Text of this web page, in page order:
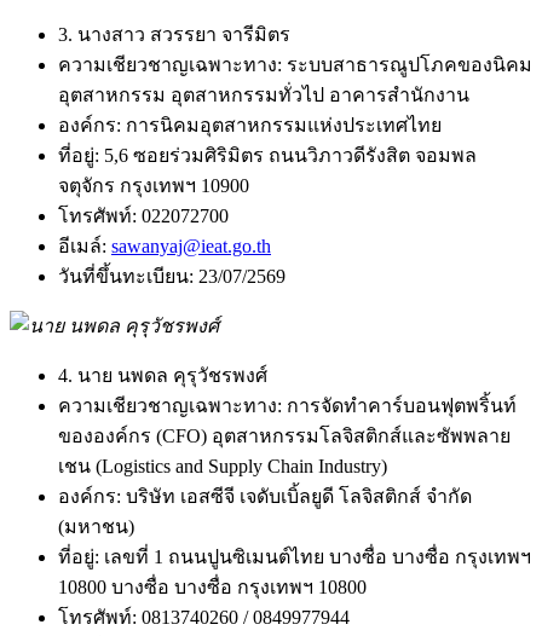
3. นางสาว สวรรยา จารีมิตร
ความเชียวชาญเฉพาะทาง: ระบบสาธารณูปโภคของนิคม
อุตสาหกรรม อุตสาหกรรมทั่วไป อาคารสำนักงาน
องค์กร: การนิคมอุตสาหกรรมแห่งประเทศไทย
ที่อยู่: 5,6 ซอยร่วมศิริมิตร ถนนวิภาวดีรังสิต จอมพล
จตุจักร กรุงเทพฯ 10900
โทรศัพท์: 022072700
อีเมล์: sawanyaj@ieat.go.th
วันที่ขึ้นทะเบียน: 23/07/2569
4. นาย นพดล คุรุวัชรพงศ์
ความเชียวชาญเฉพาะทาง: การจัดทำคาร์บอนฟุตพริ้นท์
ขององค์กร (CFO) อุตสาหกรรมโลจิสติกส์และซัพพลาย
เชน (Logistics and Supply Chain Industry)
องค์กร: บริษัท เอสซีจี เจดับเบิ้ลยูดี โลจิสติกส์ จำกัด
(มหาชน)
ที่อยู่: เลขที่ 1 ถนนปูนซิเมนต์ไทย บางซื่อ บางซื่อ กรุงเทพฯ
10800 บางซื่อ บางซื่อ กรุงเทพฯ 10800
โทรศัพท์: 0813740260 / 0849977944